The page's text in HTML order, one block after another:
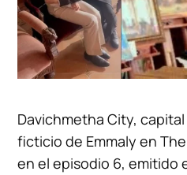
Davichmetha City,
ficticio de Emmaly en
en el episodio 6, emitido